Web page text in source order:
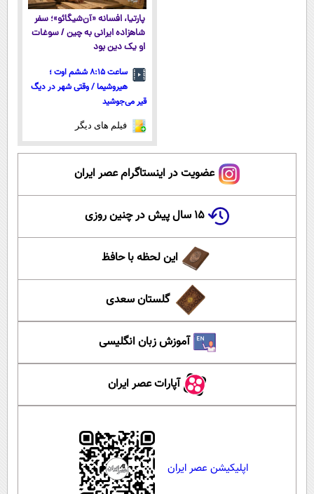
پارتیا، افسانه «آن‌شیگائو»؛ سفر
شاهزاده ایرانی به چین / سوغات
او یک دین بود
ساعت ۸:۱۵ ششم اوت ؛
هیروشیما / وقتی شهر در دیگ
قیر می‌جوشید
فیلم های دیگر
عضویت در اینستاگرام عصر ایران
۱۵ سال پیش در چنین روزی
این لحظه با حافظ
گلستان سعدی
آموزش زبان انگلیسی
آپارات عصر ایران
اپلیکیشن عصر ایران